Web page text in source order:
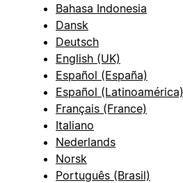
Bahasa Indonesia
Dansk
Deutsch
English (UK)
Español (España)
Español (Latinoamérica)
Français (France)
Italiano
Nederlands
Norsk
Português (Brasil)